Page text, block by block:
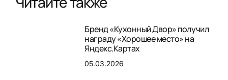
Бренд «Кухонный Двор» получил
награду «Хорошее место» на
Яндекс.Картах
05.03.2026